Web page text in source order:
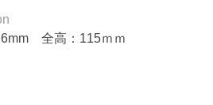
全高：115ｍｍ